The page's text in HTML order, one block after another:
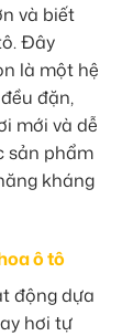
và biết
Đây
là một hệ
đặn,
mới và dễ
sản phẩm
kháng
ô tô
động dựa
hơi tự